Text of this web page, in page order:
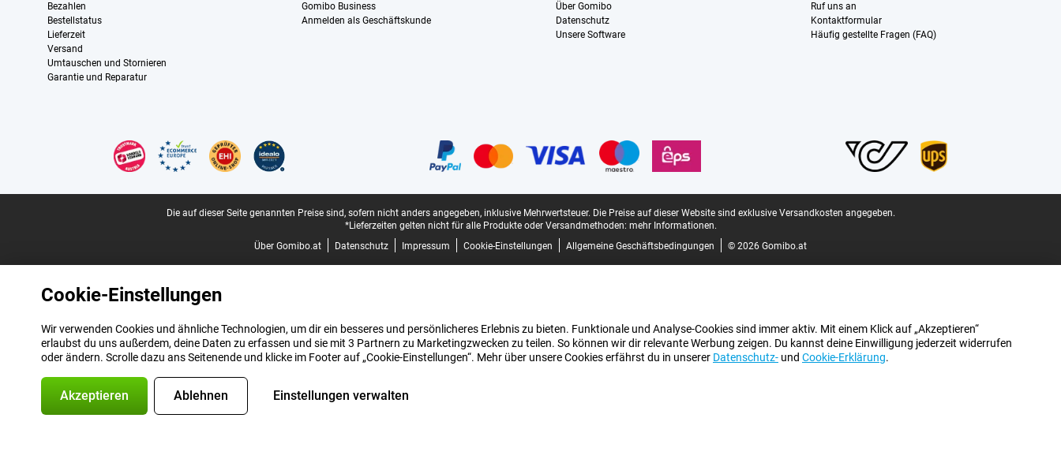
Bezahlen
Bestellstatus
Lieferzeit
Versand
Umtauschen und Stornieren
Garantie und Reparatur
Gomibo Business
Anmelden als Geschäftskunde
Über Gomibo
Datenschutz
Unsere Software
Ruf uns an
Kontaktformular
Häufig gestellte Fragen (FAQ)
Die auf dieser Seite genannten Preise sind, sofern nicht anders angegeben, inklusive Mehrwertsteuer. Die Preise auf dieser Website sind exklusive Versandkosten angegeben.
*Lieferzeiten gelten nicht für alle Produkte oder Versandmethoden: mehr Informationen.
Über Gomibo.at
Datenschutz Impressum Cookie-Einstellungen Allgemeine Geschäftsbedingungen © 2026 Gomibo.at
Cookie-Einstellungen
Wir verwenden Cookies und ähnliche Technologien, um dir ein besseres und persönlicheres Erlebnis zu bieten. Funktionale und Analyse-Cookies sind immer aktiv. Mit einem Klick auf „Akzeptieren“
erlaubst du uns außerdem, deine Daten zu erfassen und sie mit 3 Partnern zu Marketingzwecken zu teilen. So können wir dir relevante Werbung zeigen. Du kannst deine Einwilligung jederzeit widerrufen
oder ändern. Scrolle dazu ans Seitenende und klicke im Footer auf „Cookie-Einstellungen“. Mehr über unsere Cookies erfährst du in unserer Datenschutz- und Cookie-Erklärung.
Akzeptieren Ablehnen Einstellungen verwalten